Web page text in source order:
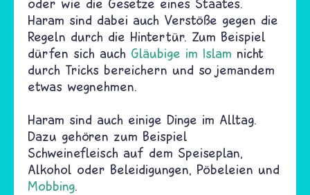
oder wie die Gesetze eines Staates.
Haram sind dabei auch Verstöße gegen die
Regeln durch die Hintertür. Zum Beispiel
dürfen sich auch Gläubige im Islam nicht
durch Tricks bereichern und so jemandem
etwas wegnehmen.
Haram sind auch einige Dinge im Alltag.
Dazu gehören zum Beispiel
Schweinefleisch auf dem Speiseplan,
Alkohol oder Beleidigungen, Pöbeleien und
Mobbing.